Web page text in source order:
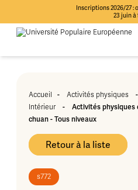
Inscriptions 2026/27 :
23 juin à
Accueil - Activités physiques
Intérieur
- Activités physiques
chuan - Tous niveaux
Retour à la liste
s772